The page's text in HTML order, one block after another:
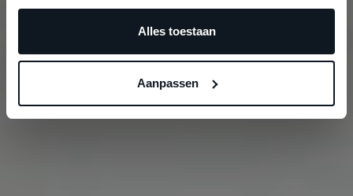
Alles toestaan
Aanpassen